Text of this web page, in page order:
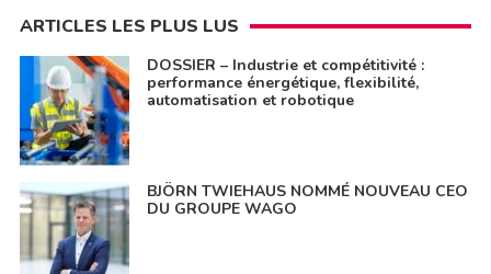
ARTICLES LES PLUS LUS
DOSSIER – Industrie et compétitivité :
performance énergétique, flexibilité,
automatisation et robotique
BJÖRN TWIEHAUS NOMMÉ NOUVEAU CEO
DU GROUPE WAGO